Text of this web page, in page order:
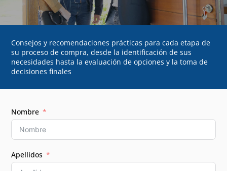
Consejos y recomendaciones prácticas para cada etapa de
su proceso de compra, desde la identificación de sus
necesidades hasta la evaluación de opciones y la toma de
decisiones finales
Nombre
Apellidos